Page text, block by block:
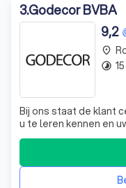
3.Godecor BVBA
9,2
Bij ons staat de klant
u te leren kennen en
Onze stijladviseur
adviseren, zowel op
streven ernaar om
place
timelapse